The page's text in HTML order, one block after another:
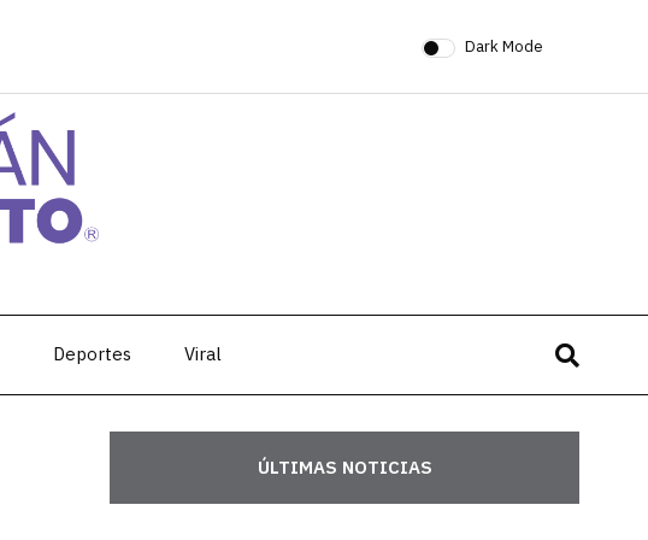
Dark Mode
Deportes Viral
ÚLTIMAS NOTICIAS